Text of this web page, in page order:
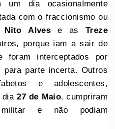
um dia ocasionalmente
com o fraccionismo ou
Nito Alves e asTreze
porque iam a sair de
interceptados por
para parte incerta. Outros
e adolescentes,
dia27 de Maio, cumpriram
e não podiam